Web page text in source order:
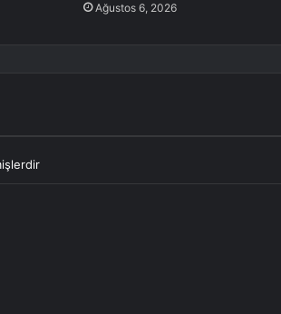
Ağustos 6, 2026